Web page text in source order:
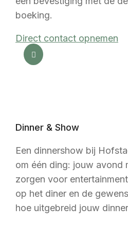
boeking.
Direct contact opnemen
Dinner & Show
Een dinnershow bij
om één ding: jouw avond
zorgen voor
op het diner en de
hoe uitgebreid jouw